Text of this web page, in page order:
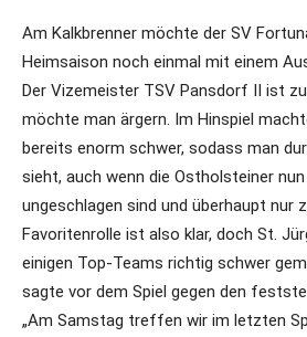
Am Kalkbrenner möchte der SV
Heimsaison noch einmal mit einem
Der Vizemeister TSV Pansdorf II ist
möchte man ärgern. Im Hinspiel
bereits enorm schwer, sodass man
sieht, auch wenn die Ostholsteiner
ungeschlagen sind und überhaupt nur
Favoritenrolle ist also klar, doch St.
einigen Top-Teams richtig schwer
sagte vor dem Spiel gegen den
„Am Samstag treffen wir im letzten